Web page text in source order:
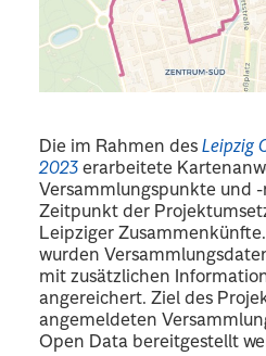
Die im Rahmen desLeipzig
2023 erarbeitete
Versammlungspunkte und
Zeitpunkt der
Leipziger
wurden
mit zusätzlichen
angereichert. Ziel des
angemeldeten
Open Data bereitgestellt